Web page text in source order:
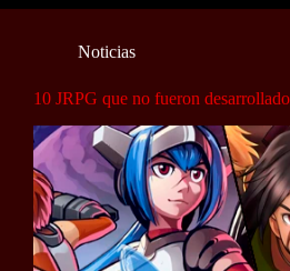
Noticias
10 JRPG que no fueron